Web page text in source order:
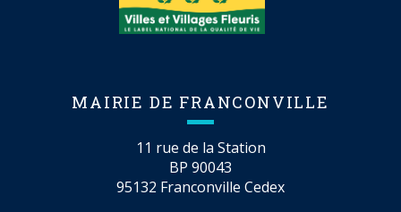
MAIRIE DE FRANCONVILLE
11 rue de la Station
BP 90043
95132 Franconville Cedex